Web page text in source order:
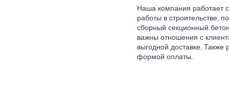
Наша компания работает
работы в строительстве,
сборный секционный
важны отношения с
выгодной доставке. Также
формой оплаты.